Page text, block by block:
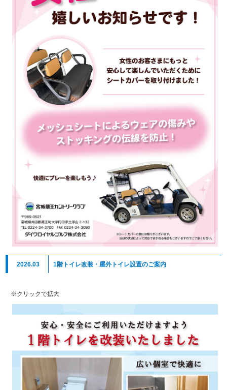
2026.03 1階トイレ改装・屋外トイレ設置のご案内
※クリックで拡大